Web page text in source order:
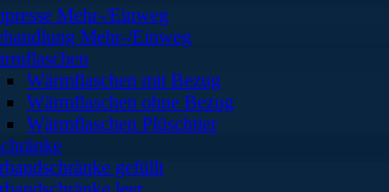
Mehr-/Einweg
Mehr-/Einweg
Wärmflaschen mit Bezug
Wärmflaschen ohne Bezug
Wärmflaschen Plüschtier
gefüllt